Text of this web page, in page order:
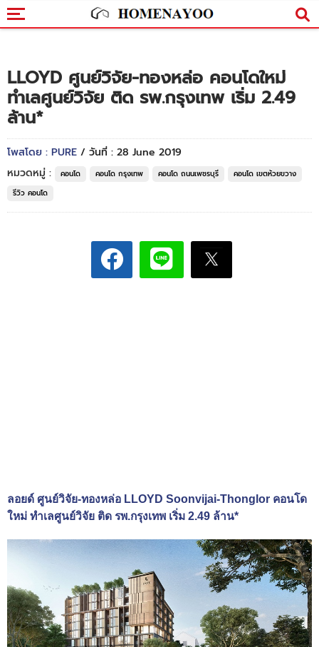
LLOYD ศูนย์วิจัย-ทองหล่อ คอนโดใหม่
ทำเลศูนย์วิจัย ติด รพ.กรุงเทพ เริ่ม 2.49
ล้าน*
โพสโดย : PURE / วันที่ : 28 June 2019
หมวดหมู่ :
คอนโด คอนโด กรุงเทพ คอนโด ถนนเพชรบุรี
คอนโด เขตห้วยขวาง
รีวิว คอนโด
ลอยด์ ศูนย์วิจัย-ทองหล่อ LLOYD Soonvijai-Thonglor คอนโด
ใหม่ ทำเลศูนย์วิจัย ติด รพ.กรุงเทพ เริ่ม 2.49 ล้าน*